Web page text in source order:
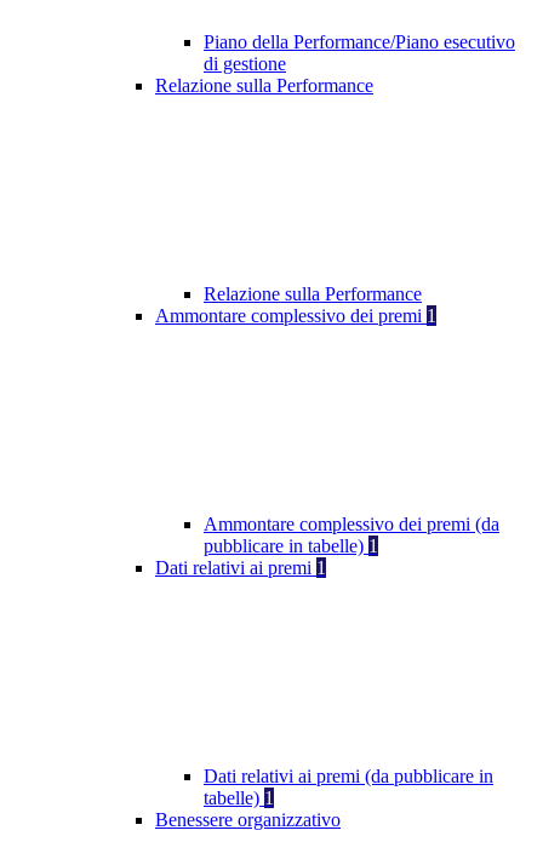
Piano della Performance/Piano esecutivo
di gestione
Relazione sulla Performance
Relazione sulla Performance
Ammontare complessivo dei premi 1
Ammontare complessivo dei premi (da
pubblicare in tabelle) 1
Dati relativi ai premi 1
Dati relativi ai premi (da pubblicare in
tabelle) 1
Benessere organizzativo